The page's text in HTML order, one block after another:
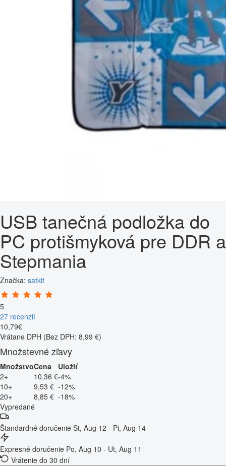
USB tanečná podložka do
PC protišmyková pre DDR a
Stepmania
Značka: satkit
5
27 recenzií
10,79€
Vrátane DPH (Bez DPH: 8,99 €)
Množstevné zľavy
MnožstvoCena
Uložiť
2+
10,36 €-4%
10+
9,53 € -12%
20+
8,85 € -18%
Vypredané
Štandardné doručenie St, Aug 12 - Pi, Aug 14
Expresné doručenie Po, Aug 10 - Ut, Aug 11
Vrátenie do 30 dní